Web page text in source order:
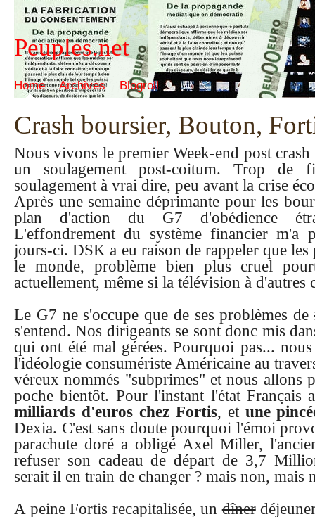
Peuples.net
Home Archives Blogroll
Crash boursier, Bouton,
Nous vivons le premier Week-end post
un soulagement post-coitum. Trop de
soulagement à vrai dire, peu avant la crise
Après une semaine déprimante pour les
plan d'action du G7 d'obédience
L'effondrement du système financier m'a
jours-ci. DSK a eu raison de rappeler que
le monde, problème bien plus cruel
actuellement, même si la télévision à d'autres
Le G7 ne s'occupe que de ses problèmes de
s'entend. Nos dirigeants se sont donc mis
qui ont été mal gérées. Pourquoi pas...
l'idéologie consumériste Américaine au
véreux nommés "subprimes" et nous allons
poche bientôt. Pour l'instant l'état Français
milliards d'euros chez Fortis, et une
Dexia. C'est sans doute pourquoi l'émoi
parachute doré a obligé Axel Miller,
refuser son cadeau de départ de 3,7
serait il en train de changer ? mais non, mais
A peine Fortis recapitalisée, undîner